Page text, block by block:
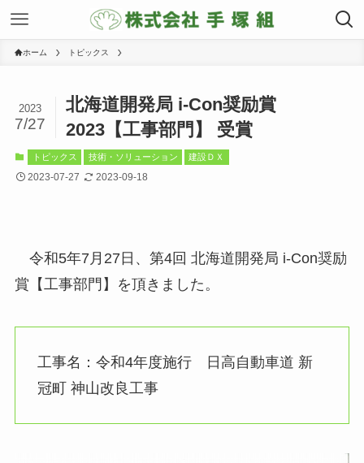
ホーム トピックス
北海道開発局 i-Con奨励賞
2023【工事部門】 受賞
2023
7/27
トピックス 技術・ソリューション 建設ＤＸ
2023-07-27 2023-09-18
令和5年7月27日、第4回 北海道開発局 i-Con奨励
賞【工事部門】を頂きました。
工事名：令和4年度施行 日高自動車道 新
冠町 神山改良工事